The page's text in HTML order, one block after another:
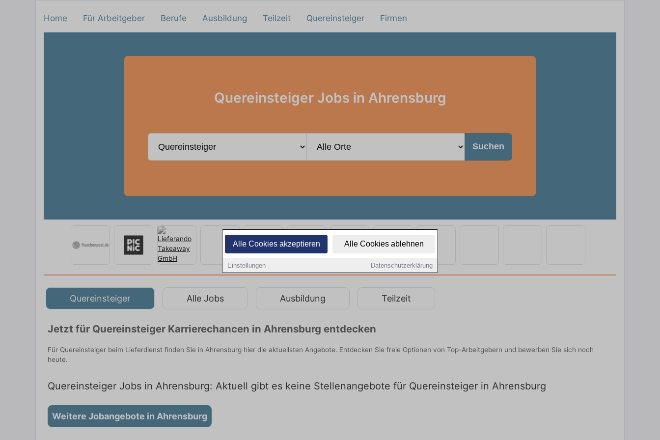
Alle Cookies akzeptieren Alle Cookies ablehnen
Einstellungen Datenschutzerklärung
Home Für Arbeitgeber Berufe Ausbildung Teilzeit Quereinsteiger Firmen
Quereinsteiger Jobs in Ahrensburg
Suchen
Quereinsteiger Alle Jobs Ausbildung Teilzeit
Jetzt für Quereinsteiger Karrierechancen in Ahrensburg entdecken
Für Quereinsteiger beim Lieferdienst finden Sie in Ahrensburg hier die aktuellsten Angebote. Entdecken Sie freie Optionen von Top-Arbeitgebern und bewerben Sie sich noch
heute.
Quereinsteiger Jobs in Ahrensburg: Aktuell gibt es keine Stellenangebote für Quereinsteiger in Ahrensburg
Weitere Jobangebote in Ahrensburg